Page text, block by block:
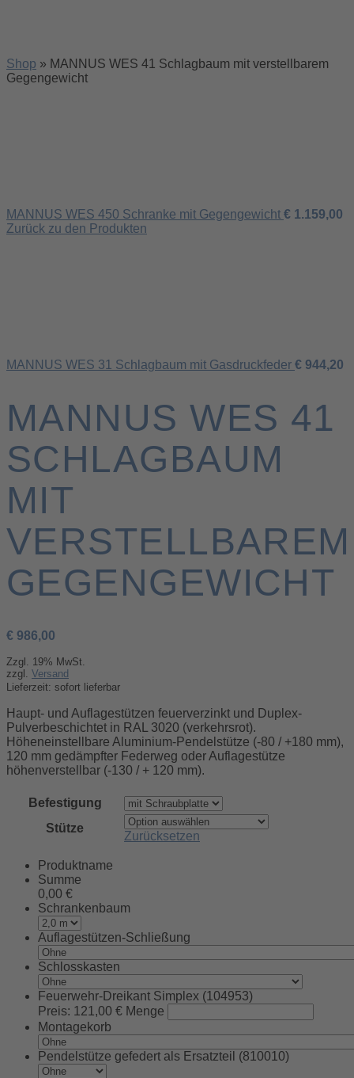
Shop » MANNUS WES 41 Schlagbaum mit verstellbarem
Gegengewicht
MANNUS WES 450 Schranke mit Gegengewicht € 1.159,00
Zurück zu den Produkten
MANNUS WES 31 Schlagbaum mit Gasdruckfeder € 944,20
MANNUS WES 41
SCHLAGBAUM
MIT
VERSTELLBAREM
GEGENGEWICHT
€ 986,00
Zzgl. 19% MwSt.
zzgl. Versand
Lieferzeit: sofort lieferbar
Haupt- und Auflagestützen feuerverzinkt und Duplex-
Pulverbeschichtet in RAL 3020 (verkehrsrot).
Höheneinstellbare Aluminium-Pendelstütze (-80 / +180 mm),
120 mm gedämpfter Federweg oder Auflagestütze
höhenverstellbar (-130 / + 120 mm).
Befestigung
Stütze
Zurücksetzen
Produktname
Summe
0,00 €
Schrankenbaum
Auflagestützen-Schließung
Schlosskasten
Feuerwehr-Dreikant Simplex (104953)
Preis: 121,00 € Menge
Montagekorb
Pendelstütze gefedert als Ersatzteil (810010)